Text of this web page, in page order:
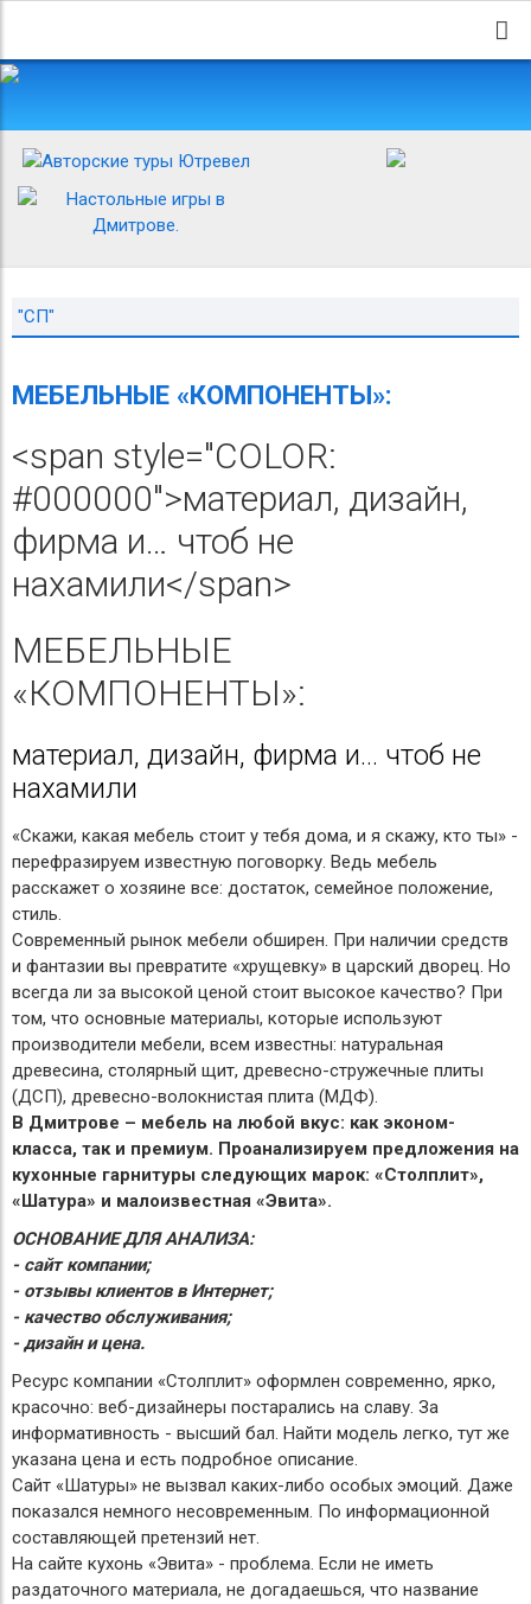
"СП"
МЕБЕЛЬНЫЕ «КОМПОНЕНТЫ»:
<span style="COLOR:
#000000">материал, дизайн,
фирма и… чтоб не
нахамили</span>
МЕБЕЛЬНЫЕ
«КОМПОНЕНТЫ»:
материал, дизайн, фирма и… чтоб не
нахамили
«Скажи, какая мебель стоит у тебя дома, и я скажу, кто ты» -
перефразируем известную поговорку. Ведь мебель
расскажет о хозяине все: достаток, семейное положение,
стиль.
Современный рынок мебели обширен. При наличии средств
и фантазии вы превратите «хрущевку» в царский дворец. Но
всегда ли за высокой ценой стоит высокое качество? При
том, что основные материалы, которые используют
производители мебели, всем известны: натуральная
древесина, столярный щит, древесно-стружечные плиты
(ДСП), древесно-волокнистая плита (МДФ).
В Дмитрове – мебель на любой вкус: как эконом-
класса, так и премиум. Проанализируем предложения на
кухонные гарнитуры следующих марок: «Столплит»,
«Шатура» и малоизвестная «Эвита».
ОСНОВАНИЕ ДЛЯ АНАЛИЗА:
- сайт компании;
- отзывы клиентов в Интернет;
- качество обслуживания;
- дизайн и цена.
Ресурс компании «Столплит» оформлен современно, ярко,
красочно: веб-дизайнеры постарались на славу. За
информативность - высший бал. Найти модель легко, тут же
указана цена и есть подробное описание.
Сайт «Шатуры» не вызвал каких-либо особых эмоций. Даже
показался немного несовременным. По информационной
составляющей претензий нет.
На сайте кухонь «Эвита» - проблема. Если не иметь
раздаточного материала, не догадаешься, что название